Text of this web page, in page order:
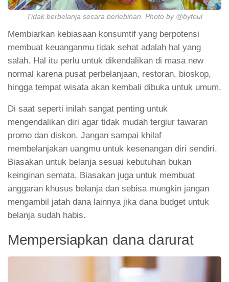
Tidak berbelanja secara berlebihan. Photo by @byfoul
Membiarkan kebiasaan konsumtif yang berpotensi
membuat keuanganmu tidak sehat adalah hal yang
salah. Hal itu perlu untuk dikendalikan di masa new
normal karena pusat perbelanjaan, restoran, bioskop,
hingga tempat wisata akan kembali dibuka untuk umum.
Di saat seperti inilah sangat penting untuk
mengendalikan diri agar tidak mudah tergiur tawaran
promo dan diskon. Jangan sampai khilaf
membelanjakan uangmu untuk kesenangan diri sendiri.
Biasakan untuk belanja sesuai kebutuhan bukan
keinginan semata. Biasakan juga untuk membuat
anggaran khusus belanja dan sebisa mungkin jangan
mengambil jatah dana lainnya jika dana budget untuk
belanja sudah habis.
Mempersiapkan dana darurat